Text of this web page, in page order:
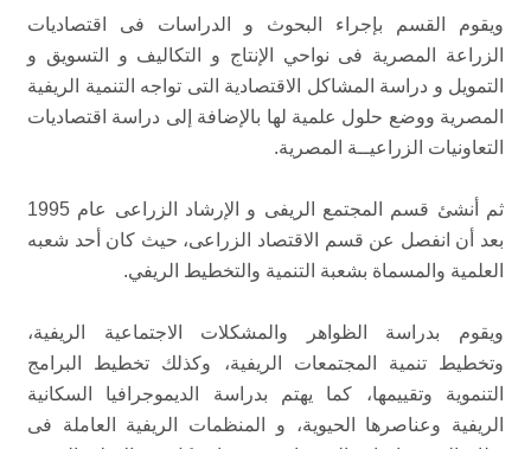
ويقوم القسم بإجراء البحوث و الدراسات فى اقتصاديات
الزراعة المصرية فى نواحي الإنتاج و التكاليف و التسويق و
التمويل و دراسة المشاكل الاقتصادية التى تواجه التنمية الريفية
المصرية ووضع حلول علمية لها بالإضافة إلى دراسة اقتصاديات
التعاونيات الزراعيــة المصرية.
ثم أنشئ قسم المجتمع الريفى و الإرشاد الزراعى عام 1995
بعد أن انفصل عن قسم الاقتصاد الزراعى، حيث كان أحد شعبه
العلمية والمسماة بشعبة التنمية والتخطيط الريفي.
ويقوم بدراسة الظواهر والمشكلات الاجتماعية الريفية،
وتخطيط تنمية المجتمعات الريفية، وكذلك تخطيط البرامج
التنموية وتقييمها، كما يهتم بدراسة الديموجرافيا السكانية
الريفية وعناصرها الحيوية، و المنظمات الريفية العاملة فى